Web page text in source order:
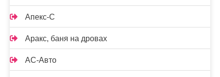
Апекс-С
Аракс, баня на дровах
АС-Авто